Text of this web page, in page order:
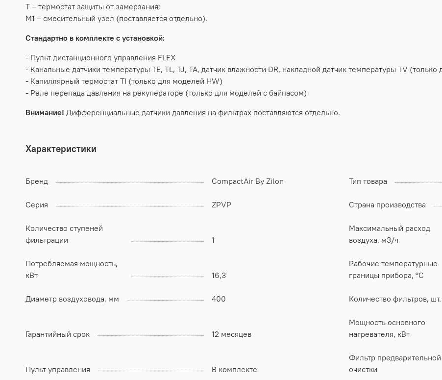
T – термостат защиты от замерзания;
М1 – смесительный узел (поставляется отдельно).
Стандартно в комплекте с установкой:
- Пульт дистанционного управления FLEX
- Канальные датчики температуры TE, TL, TJ, TA, датчик влажности DR, накладной датчик температуры TV
- Капиллярный термостат TI (только для моделей HW)
- Реле перепада давления на рекуператоре (только для моделей с байпасом)
Внимание! Дифференциальные датчики давления на фильтрах поставляются отдельно.
Характеристики
Бренд CompactAir By Zilon Тип товара
Серия ZPVP Страна производства
Количество ступеней
фильтрации
1
Максимальный расход
воздуха, м3/ч
Потребляемая мощность,
кВт
16,3
Рабочие температурные
границы прибора, °C
Диаметр воздуховода, мм 400 Количество фильтров, шт.
Гарантийный срок 12 месяцев
Мощность основного
нагревателя, кВт
Пульт управления В комплекте
Фильтр предварительной
очистки